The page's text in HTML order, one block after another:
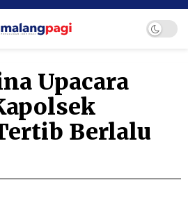
Upacara
Berlalu